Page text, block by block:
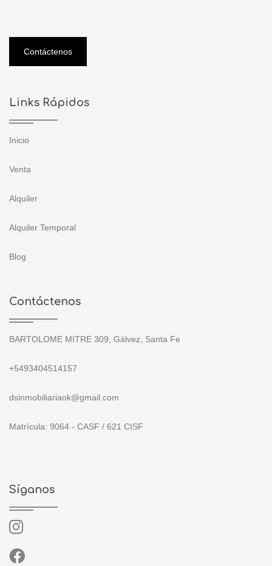
Contáctenos
Links Rápidos
Inicio
Venta
Alquiler
Alquiler Temporal
Blog
Contáctenos
BARTOLOME MITRE 309, Gálvez, Santa Fe
+5493404514157
dsinmobiliariaok@gmail.com
Matrícula: 9064 - CASF / 621 CISF
Síganos